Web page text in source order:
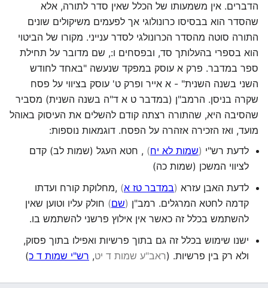
הדברים. אין משמעותו של הכלל שאין סדר לתורה, אלא
שהסדר הוא בבסיסו כרונולוגי אך לפעמים משיקולים שונים
התורה סוטה מהסדר הכרונולגי לסדר ענייני. מקורו של הביטוי
הוא בספרי בהעלותך סד, ובפסחים ו:, שם מדובר על תחילת
ספר במדבר. פרק א עוסק במפקד שנעשה "באחד לחודש
השני בשנה השנית" - א אייר ופרק ט' עוסק בציווי על פסח
שקרה בניסן. הרמב"ן (במדבר ט א ד"ה בשנה השנית) מסביר
שהסיבה היא, שהתורה רצתה קודם להשלים את העיסוק באוהל
מועד, ואז הזכירה אזהרה על הפסח. דוגמאות נוספות:
לדעת רש"י (שמות לא יח) , חטא העגל (שמות לב) קדם
לציווי המשכן (שמות כה)
לדעת האבן עזרא (במדבר טז א) ,מחלוקת קורח ועדתו
קדמה לחטא המרגלים. רמב"ן (שם) חולק עליו וטוען שאין
להשתמש בכלל זה כאשר אין אילוץ פרשני להשתמש בו.
ישנו שימוש בכלל זה גם בתוך פרשיות ואפילו בתוך פסוק,
ולא רק בין פרשיות. (ראב"ע שמות ד יט, רש"י שמות ד כ)